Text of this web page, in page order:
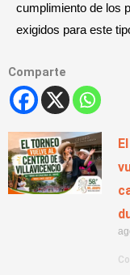
cumplimiento de los
exigidos para este
Comparte